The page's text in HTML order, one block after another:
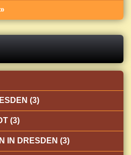
(3)
(3)
IN DRESDEN (3)